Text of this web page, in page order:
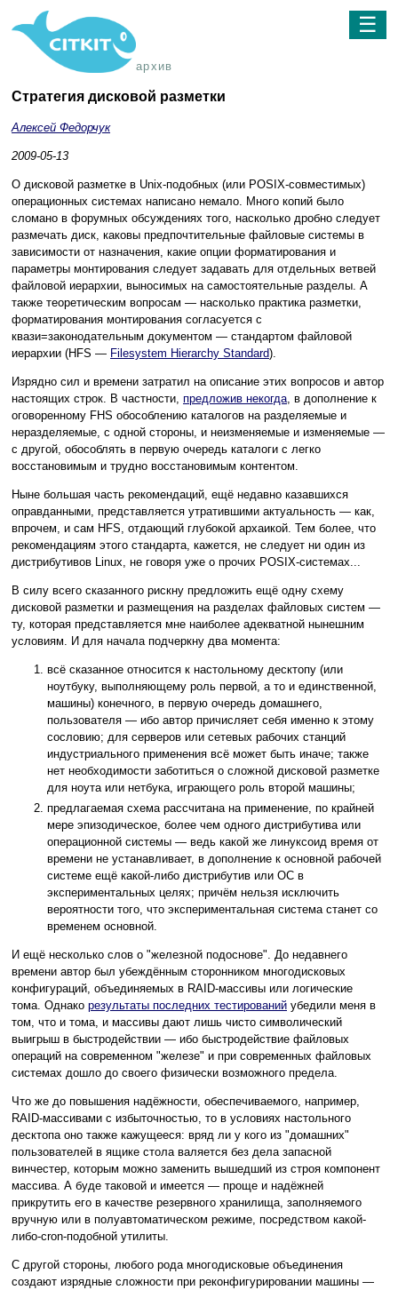
архив
☰
Стратегия дисковой разметки
Алексей Федорчук
2009-05-13
О дисковой разметке в Unix-подобных (или POSIX-совместимых)
операционных системах написано немало. Много копий было
сломано в форумных обсуждениях того, насколько дробно следует
размечать диск, каковы предпочтительные файловые системы в
зависимости от назначения, какие опции форматирования и
параметры монтирования следует задавать для отдельных ветвей
файловой иерархии, выносимых на самостоятельные разделы. А
также теоретическим вопросам — насколько практика разметки,
форматирования монтирования согласуется с
квази=законодательным документом — стандартом файловой
иерархии (HFS — Filesystem Hierarchy Standard).
Изрядно сил и времени затратил на описание этих вопросов и автор
настоящих строк. В частности, предложив некогда, в дополнение к
оговоренному FHS обособлению каталогов на разделяемые и
неразделяемые, с одной стороны, и неизменяемые и изменяемые —
с другой, обособлять в первую очередь каталоги с легко
восстановимым и трудно восстановимым контентом.
Ныне большая часть рекомендаций, ещё недавно казавшихся
оправданными, представляется утратившими актуальность — как,
впрочем, и сам HFS, отдающий глубокой архаикой. Тем более, что
рекомендациям этого стандарта, кажется, не следует ни один из
дистрибутивов Linux, не говоря уже о прочих POSIX-системах...
В силу всего сказанного рискну предложить ещё одну схему
дисковой разметки и размещения на разделах файловых систем —
ту, которая представляется мне наиболее адекватной нынешним
условиям. И для начала подчеркну два момента:
всё сказанное относится к настольному десктопу (или
ноутбуку, выполняющему роль первой, а то и единственной,
машины) конечного, в первую очередь домашнего,
пользователя — ибо автор причисляет себя именно к этому
сословию; для серверов или сетевых рабочих станций
индустриального применения всё может быть иначе; также
нет необходимости заботиться о сложной дисковой разметке
для ноута или нетбука, играющего роль второй машины;
предлагаемая схема рассчитана на применение, по крайней
мере эпизодическое, более чем одного дистрибутива или
операционной системы — ведь какой же линуксоид время от
времени не устанавливает, в дополнение к основной рабочей
системе ещё какой-либо дистрибутив или ОС в
экспериментальных целях; причём нельзя исключить
вероятности того, что экспериментальная система станет со
временем основной.
И ещё несколько слов о "железной подоснове". До недавнего
времени автор был убеждённым сторонником многодисковых
конфигураций, объединяемых в RAID-массивы или логические
тома. Однако результаты последних тестирований убедили меня в
том, что и тома, и массивы дают лишь чисто символический
выигрыш в быстродействии — ибо быстродействие файловых
операций на современном "железе" и при современных файловых
системах дошло до своего физически возможного предела.
Что же до повышения надёжности, обеспечиваемого, например,
RAID-массивами с избыточностью, то в условиях настольного
десктопа оно также кажущееся: вряд ли у кого из "домашних"
пользователей в ящике стола валяется без дела запасной
винчестер, которым можно заменить вышедший из строя компонент
массива. А буде таковой и имеется — проще и надёжней
прикрутить его в качестве резервного хранилища, заполняемого
вручную или в полуавтоматическом режиме, посредством какой-
либо-cron-подобной утилиты.
С другой стороны, любого рода многодисковые объединения
создают изрядные сложности при реконфигурировании машины —